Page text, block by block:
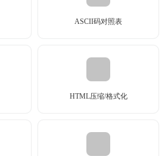
ASCII码对照表
HTML压缩/格式化